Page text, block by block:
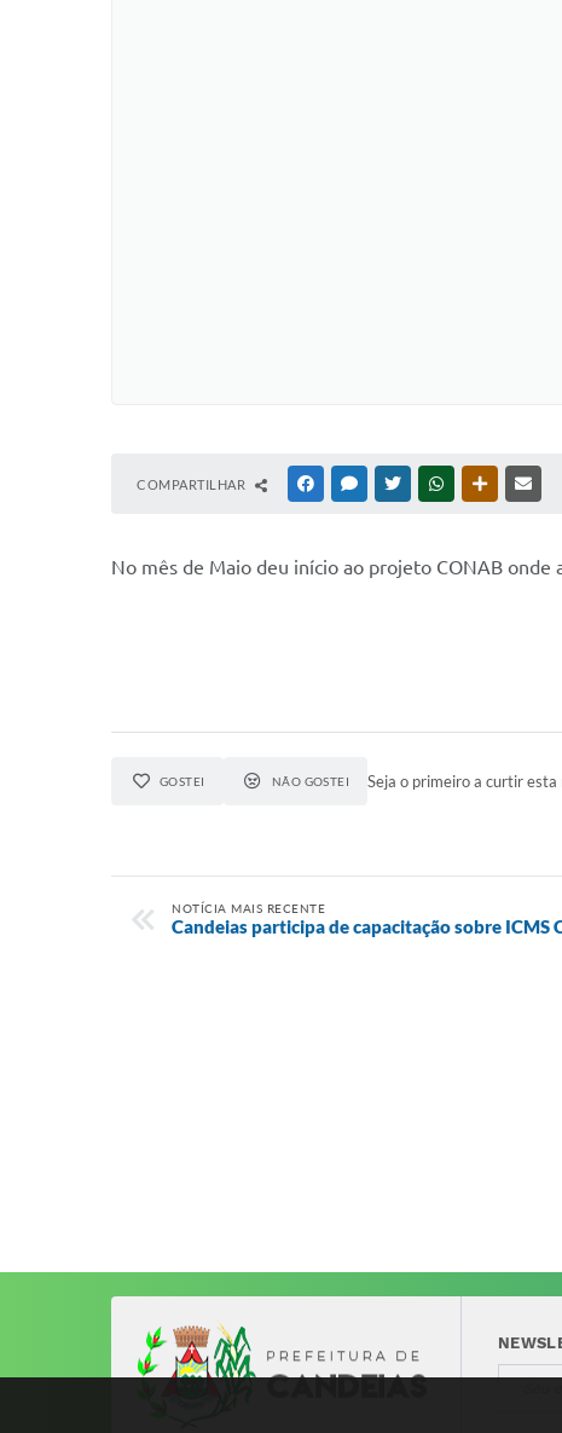
COMPARTILHAR FACEBOOKMESSENGER
TWITTERWHATSAPPOUTRAS
No mês de Maio deu início ao projeto CONAB
GOSTEI NÃO GOSTEI Seja o primeiro a curtir esta
NOTÍCIA MAIS RECENTE
Candeias participa de capacitação sobre ICMS